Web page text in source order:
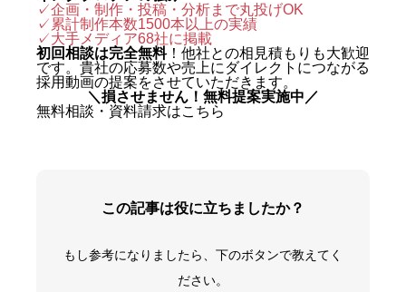
✓企画・制作・投稿・分析まで丸投げOK
✓累計制作本数1500本以上の実績
✓大手メディア68社に掲載
初回相談は完全無料！他社との相見積もりも大歓迎
です。貴社の応募数や売上にダイレクトにつながる
採用動画の提案をさせていただきます。
＼損させません！無料提案実施中／
無料相談・資料請求はこちら
この記事は役に立ちましたか？
もし参考になりましたら、下のボタンで教えてく
ださい。